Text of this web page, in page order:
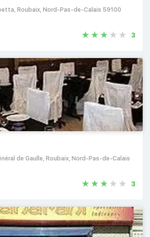
Roubaix, Nord-Pas-de-Calais 59100
3
de Gaulle, Roubaix, Nord-Pas-de-Calais
3